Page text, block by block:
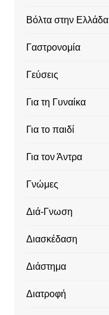
Βόλτα στην Ελλάδα
Γαστρονομία
Γεύσεις
Για τη Γυναίκα
Για το παιδί
Για τον Άντρα
Γνώμες
Διά-Γνωση
Διασκέδαση
Διάστημα
Διατροφή